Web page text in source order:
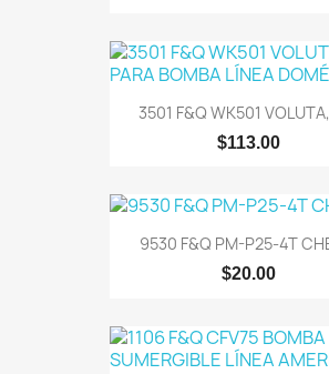
3501 F&Q WK501
$113.00
9530 F&Q PM-P25-4T
$20.00